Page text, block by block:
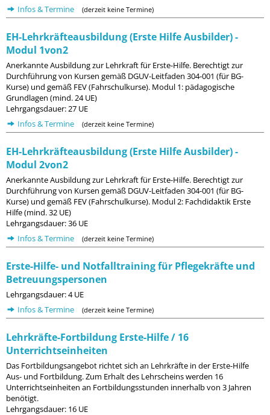
Infos & Termine
(derzeit keine Termine)
EH-Lehrkräfteausbildung (Erste Hilfe Ausbilder) -
Modul 1von2
Anerkannte Ausbildung zur Lehrkraft für Erste-Hilfe. Berechtigt zur
Durchführung von Kursen gemäß DGUV-Leitfaden 304-001 (für BG-
Kurse) und gemäß FEV (Fahrschulkurse). Modul 1: pädagogische
Grundlagen (mind. 24 UE)
Lehrgangsdauer: 27 UE
Infos & Termine
(derzeit keine Termine)
EH-Lehrkräfteausbildung (Erste Hilfe Ausbilder) -
Modul 2von2
Anerkannte Ausbildung zur Lehrkraft für Erste-Hilfe. Berechtigt zur
Durchführung von Kursen gemäß DGUV-Leitfaden 304-001 (für BG-
Kurse) und gemäß FEV (Fahrschulkurse). Modul 2: Fachdidaktik Erste
Hilfe (mind. 32 UE)
Lehrgangsdauer: 36 UE
Infos & Termine
(derzeit keine Termine)
Erste-Hilfe- und Notfalltraining für Pflegekräfte und
Betreuungspersonen
Lehrgangsdauer: 4 UE
Infos & Termine
(derzeit keine Termine)
Lehrkräfte-Fortbildung Erste-Hilfe / 16
Unterrichtseinheiten
Das Fortbildungsangebot richtet sich an Lehrkräfte in der Erste-Hilfe
Aus- und Fortbildung. Zum Erhalt des Lehrscheins werden 16
Unterrichtseinheiten an Fortbildungsstunden innerhalb von 3 Jahren
benötigt.
Lehrgangsdauer: 16 UE